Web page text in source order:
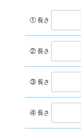
① 長さ
② 長さ
③ 長さ
④ 長さ